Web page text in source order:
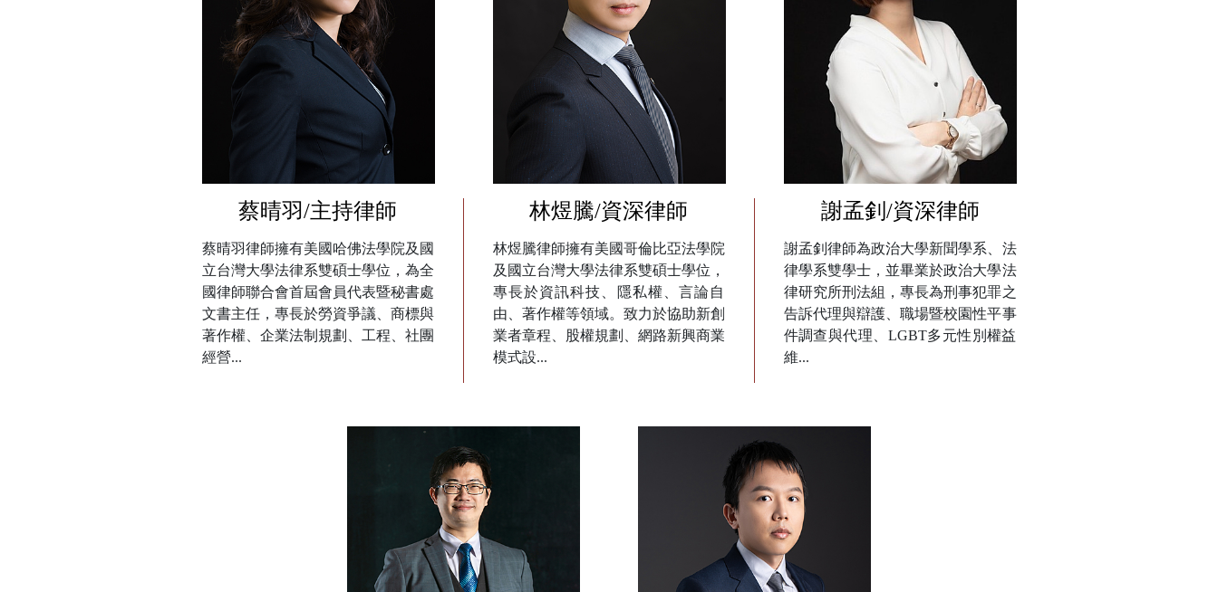
蔡晴羽/主持律師
蔡晴羽律師擁有美國哈佛法學院及國
立台灣大學法律系雙碩士學位，為全
國律師聯合會首屆會員代表暨秘書處
文書主任，專長於勞資爭議、商標與
著作權、企業法制規劃、工程、社團
經營...
林煜騰/資深律師
林煜騰律師擁有美國哥倫比亞法學院
及國立台灣大學法律系雙碩士學位，
專長於資訊科技、隱私權、言論自
由、著作權等領域。致力於協助新創
業者章程、股權規劃、網路新興商業
模式設...
謝孟釗/資深律師
謝孟釗律師為政治大學新聞學系、法
律學系雙學士，並畢業於政治大學法
律研究所刑法組，專長為刑事犯罪之
告訴代理與辯護、職場暨校園性平事
件調查與代理、LGBT多元性別權益
維...